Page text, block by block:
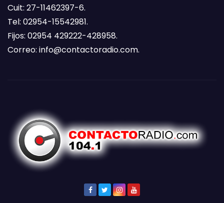
Cuit: 27-11462397-6.
Tel: 02954-15542981.
Fijos: 02954 429222-428958.
Correo: info@contactoradio.com.